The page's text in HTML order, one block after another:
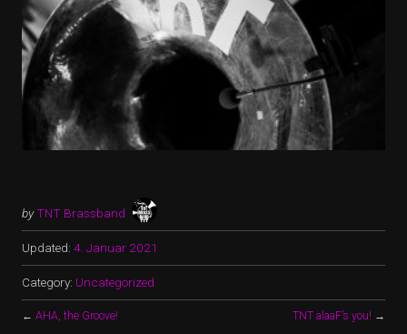
byTNT Brassband
Updated: 4. Januar 2021
Category: Uncategorized
← AHA, the Groove! TNT alaaF’s you! →